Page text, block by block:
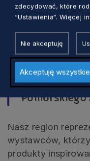
doskonała
regionu, jego
oraz
producentów
członek
Pomorskiego
Nasz region
wystawców,
produkty
zdecydować, które
“Ustawienia“. Więcej
Nie akceptuję
Akceptuję wszystkie